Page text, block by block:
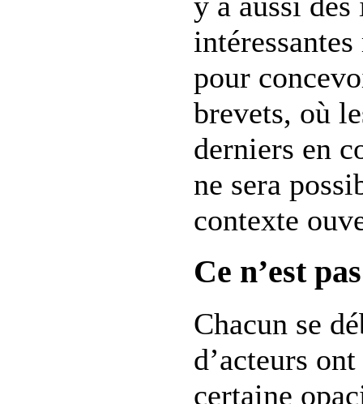
pour
brevets, où
derniers en
ne sera
contexte
Ce n’est
Chacun se
d’acteurs
certaine